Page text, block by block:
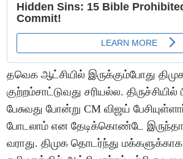
தவெக ஆட்சியில் இருக்கும்போது
குற்றம்சாட்டுவது சரியல்ல. திருச்சியில்
பேசுவது போன்று CM விஜய்
போடலாம் என தேடிக்கொண்டே
வராது. திமுக தொடர்ந்து மக்களுக்காக